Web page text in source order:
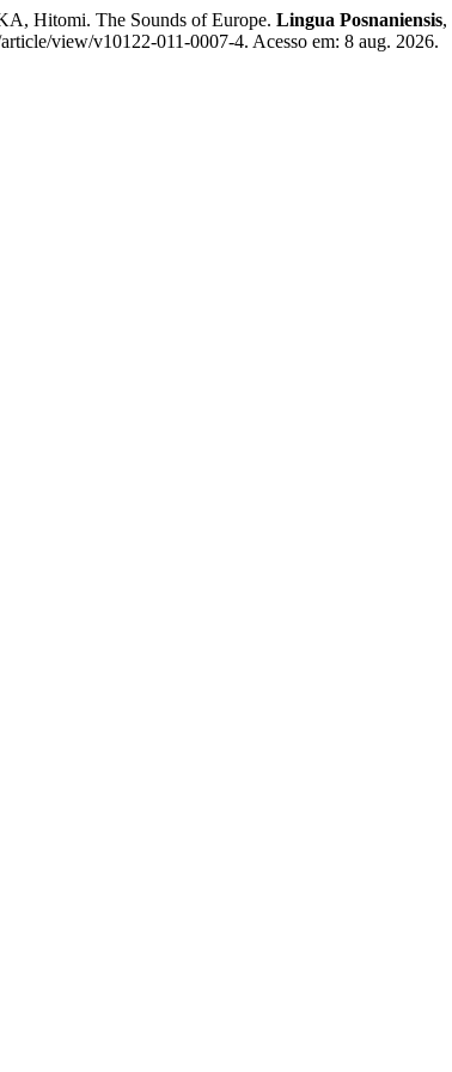
Hitomi. The Sounds of Europe. Lingua Posnaniensis,
view/v10122-011-0007-4. Acesso em: 8 aug. 2026.